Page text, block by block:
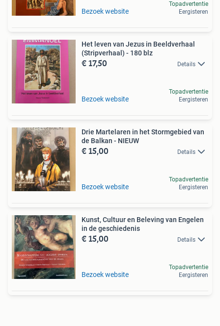
Bezoek website
Topadvertentie
Eergisteren
Het leven van Jezus in Beeldverhaal
(Stripverhaal) - 180 blz
€ 17,50 Details
Bezoek website
Topadvertentie
Eergisteren
Drie Martelaren in het Stormgebied van
de Balkan - NIEUW
€ 15,00 Details
Bezoek website
Topadvertentie
Eergisteren
Kunst, Cultuur en Beleving van Engelen
in de geschiedenis
€ 15,00 Details
Bezoek website
Topadvertentie
Eergisteren